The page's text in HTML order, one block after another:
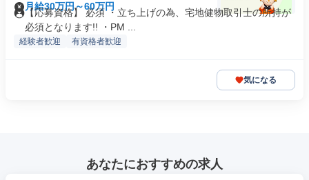
月給30万円～60万円
【応募資格】 必須 ・立ち上げの為、宅地健物取引士の所持が
必須となります!! ・PM ...
経験者歓迎 有資格者歓迎
気になる
あなたにおすすめの求人